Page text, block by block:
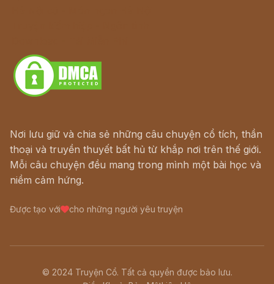
Nơi lưu giữ và chia sẻ những câu chuyện cổ tích, thần
thoại và truyền thuyết bất hủ từ khắp nơi trên thế giới.
Mỗi câu chuyện đều mang trong mình một bài học và
niềm cảm hứng.
Được tạo với cho những người yêu truyện
© 2024 Truyện Cổ. Tất cả quyền được bảo lưu.